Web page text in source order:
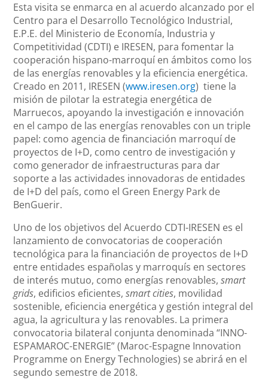
Esta visita se enmarca en al acuerdo alcanzado por el
Centro para el Desarrollo Tecnológico Industrial,
E.P.E. del Ministerio de Economía, Industria y
Competitividad (CDTI) e IRESEN, para fomentar la
cooperación hispano-marroquí en ámbitos como los
de las energías renovables y la eficiencia energética.
Creado en 2011, IRESEN (www.iresen.org) tiene la
misión de pilotar la estrategia energética de
Marruecos, apoyando la investigación e innovación
en el campo de las energías renovables con un triple
papel: como agencia de financiación marroquí de
proyectos de I+D, como centro de investigación y
como generador de infraestructuras para dar
soporte a las actividades innovadoras de entidades
de I+D del país, como el Green Energy Park de
BenGuerir.
Uno de los objetivos del Acuerdo CDTI-IRESEN es el
lanzamiento de convocatorias de cooperación
tecnológica para la financiación de proyectos de I+D
entre entidades españolas y marroquís en sectores
de interés mutuo, como energías renovables,smart
grids, edificios eficientes,smart cities, movilidad
sostenible, eficiencia energética y gestión integral del
agua, la agricultura y las renovables. La primera
convocatoria bilateral conjunta denominada “INNO-
ESPAMAROC-ENERGIE” (Maroc-Espagne Innovation
Programme on Energy Technologies) se abrirá en el
segundo semestre de 2018.